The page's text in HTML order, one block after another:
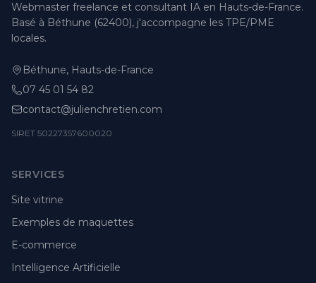
Webmaster freelance et consultant IA en Hauts-de-France.
Basé à Béthune (62400), j'accompagne les TPE/PME
locales.
Béthune, Hauts-de-France
07 45 01 54 82
contact@julienchretien.com
SIRET 50227357600020
SERVICES
Site vitrine
Exemples de maquettes
E-commerce
Intelligence Artificielle